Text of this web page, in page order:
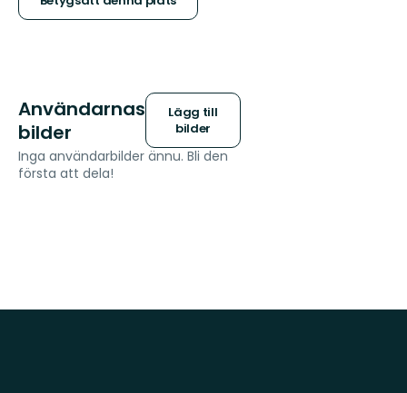
Användarnas
bilder
Lägg till
bilder
Inga användarbilder ännu. Bli den
första att dela!